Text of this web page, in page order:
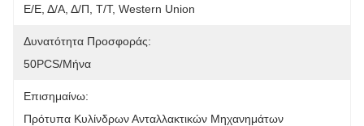
Ε/Ε, Δ/Α, Δ/Π, Τ/Τ, Western Union
Δυνατότητα Προσφοράς:
50PCS/μήνα
Επισημαίνω:
Πρότυπα Κυλίνδρων Ανταλλακτικών Μηχανημάτων